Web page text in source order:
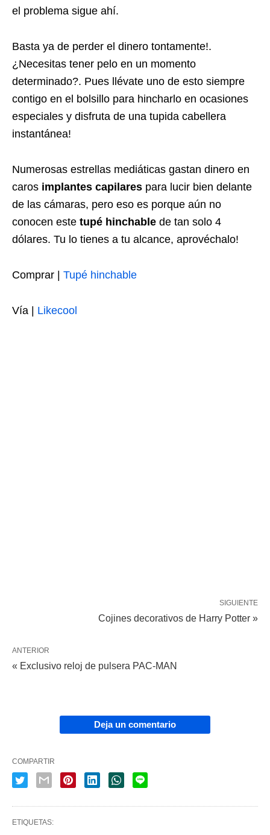
el problema sigue ahí.
Basta ya de perder el dinero tontamente!.
¿Necesitas tener pelo en un momento
determinado?. Pues llévate uno de esto siempre
contigo en el bolsillo para hincharlo en ocasiones
especiales y disfruta de una tupida cabellera
instantánea!
Numerosas estrellas mediáticas gastan dinero en
caros implantes capilares para lucir bien delante
de las cámaras, pero eso es porque aún no
conocen este tupé hinchable de tan solo 4
dólares. Tu lo tienes a tu alcance, aprovéchalo!
Comprar | Tupé hinchable
Vía | Likecool
SIGUIENTE
Cojines decorativos de Harry Potter »
ANTERIOR
« Exclusivo reloj de pulsera PAC-MAN
Deja un comentario
COMPARTIR
ETIQUETAS: